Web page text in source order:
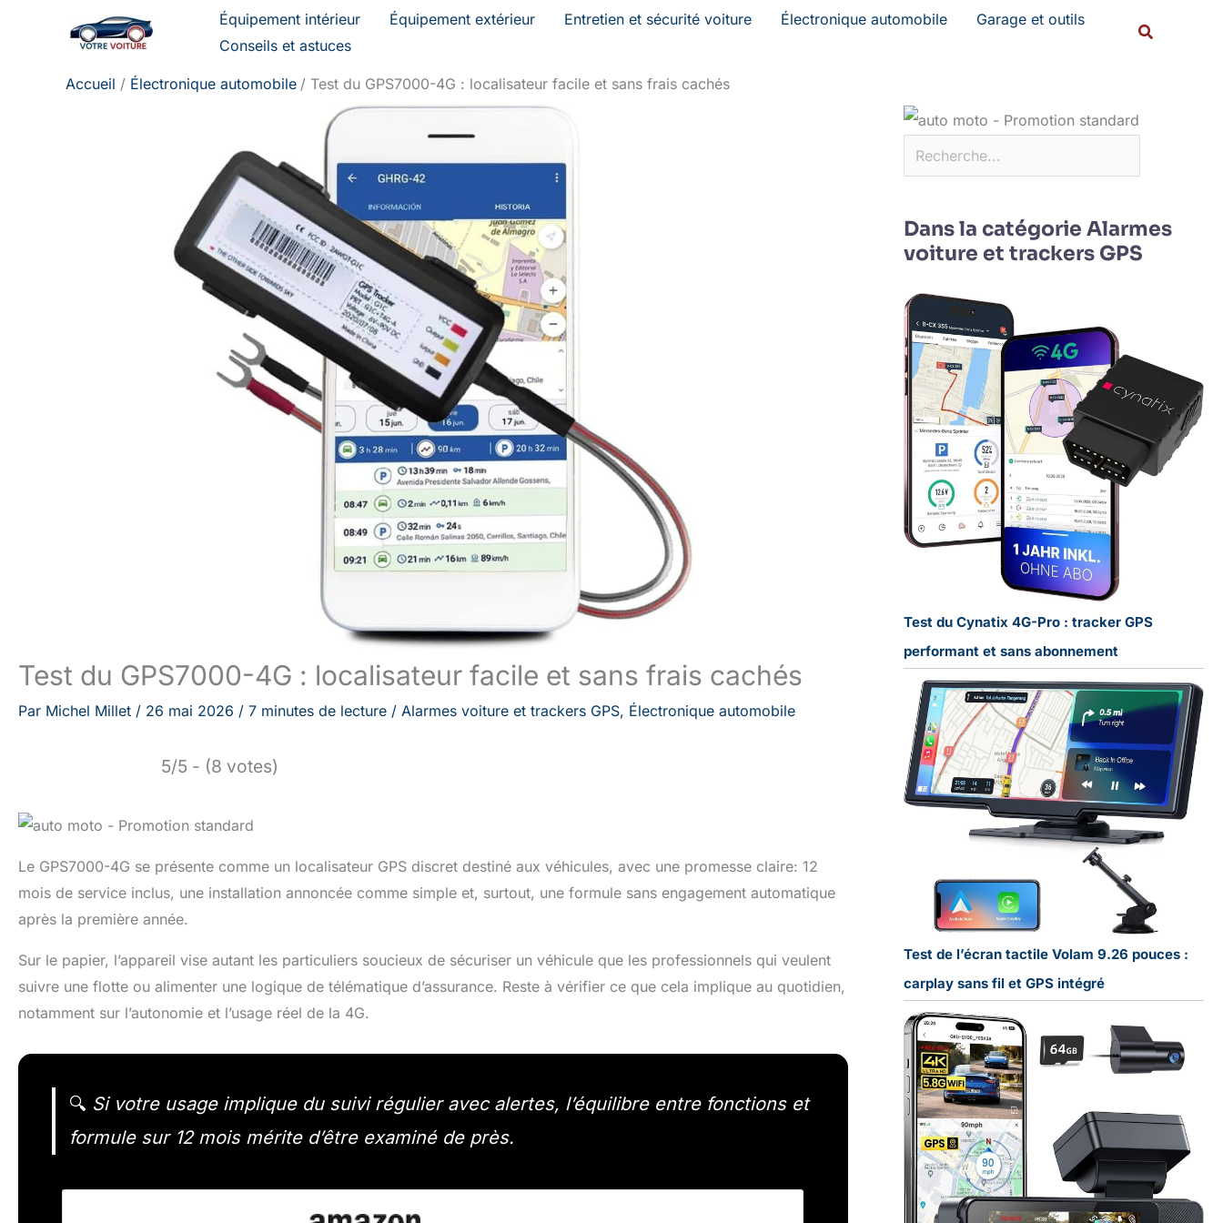
Équipement intérieur Équipement extérieur Entretien et sécurité voiture Électronique automobile
Garage et outils
Conseils et astuces
Accueil Électronique automobile Test du GPS7000-4G : localisateur facile et sans frais cachés
Test du GPS7000-4G : localisateur facile et sans frais cachés
Par Michel Millet / 26 mai 2026 / 7 minutes de lecture / Alarmes voiture et trackers GPS, Électronique automobile
5/5 - (8 votes)
Le GPS7000-4G se présente comme un localisateur GPS discret destiné aux véhicules, avec une promesse claire: 12
mois de service inclus, une installation annoncée comme simple et, surtout, une formule sans engagement automatique
après la première année.
Sur le papier, l’appareil vise autant les particuliers soucieux de sécuriser un véhicule que les professionnels qui veulent
suivre une flotte ou alimenter une logique de télématique d’assurance. Reste à vérifier ce que cela implique au quotidien,
notamment sur l’autonomie et l’usage réel de la 4G.
🔍 Si votre usage implique du suivi régulier avec alertes, l’équilibre entre fonctions et
formule sur 12 mois mérite d’être examiné de près.
Rechercher
Dans la catégorie Alarmes
voiture et trackers GPS
Test du Cynatix 4G-Pro : tracker GPS
performant et sans abonnement
Test de l’écran tactile Volam 9.26 pouces :
carplay sans fil et GPS intégré